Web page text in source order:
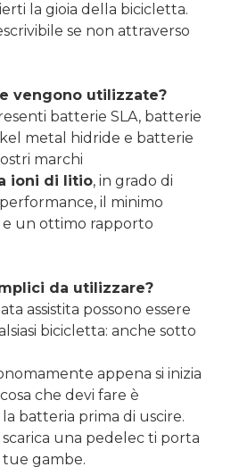
la gioia della bicicletta.
se non attraverso
vengono utilizzate?
batterie SLA, batterie
metal hidride e batterie
marchi
ioni di litio, in grado di
il minimo
un ottimo rapporto
da utilizzare?
assistita possono essere
bicicletta: anche sotto
appena si inizia
che devi fare è
batteria prima di uscire.
una pedelec ti porta
tue gambe.